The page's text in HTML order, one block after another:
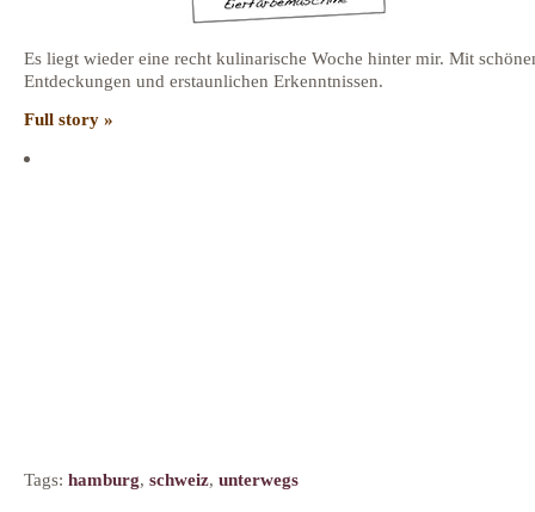
Es liegt wieder eine recht kulinarische Woche hinter mir. Mit
Entdeckungen und erstaunlichen Erkenntnissen.
Full story »
Tags: hamburg, schweiz, unterwegs